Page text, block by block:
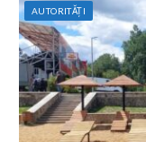
AUTORITĂȚI